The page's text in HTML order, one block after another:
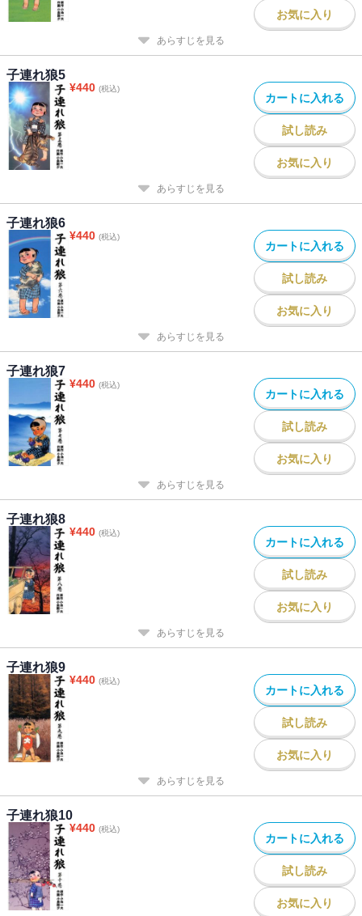
お気に入り
あらすじを見る
子連れ狼5
¥440 (税込)
カートに入れる
試し読み
お気に入り
あらすじを見る
子連れ狼6
¥440 (税込)
カートに入れる
試し読み
お気に入り
あらすじを見る
子連れ狼7
¥440 (税込)
カートに入れる
試し読み
お気に入り
あらすじを見る
子連れ狼8
¥440 (税込)
カートに入れる
試し読み
お気に入り
あらすじを見る
子連れ狼9
¥440 (税込)
カートに入れる
試し読み
お気に入り
あらすじを見る
子連れ狼10
¥440 (税込)
カートに入れる
試し読み
お気に入り